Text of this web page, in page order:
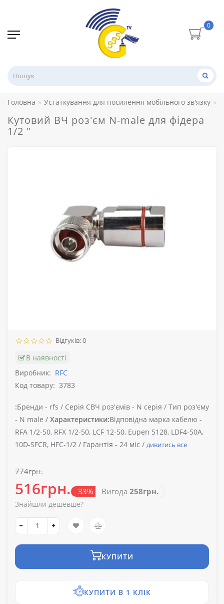
0
Головна Устаткування для посилення мобільного зв'язку
Кутовий ВЧ роз'єм N-male для фідера
1/2 "
Відгуків: 0
В наявності
Виробник: RFC
Код товару: 3783
:Бренди - rfs / Серія СВЧ роз'ємів - N серія / Тип роз'єму
- N male / Характеристики:Відповідна марка кабелю -
RFA 1/2-50, RFX 1/2-50, LCF 12-50, Eupen 5128, LDF4-50A,
10D-SFCR, HFC-1/2 / Гарантія - 24 міс / дивитись все
774грн.
516грн. - 33% Вигода 258грн.
Знайшли дешевше?
КУПИТИ
КУПИТИ В 1 КЛІК